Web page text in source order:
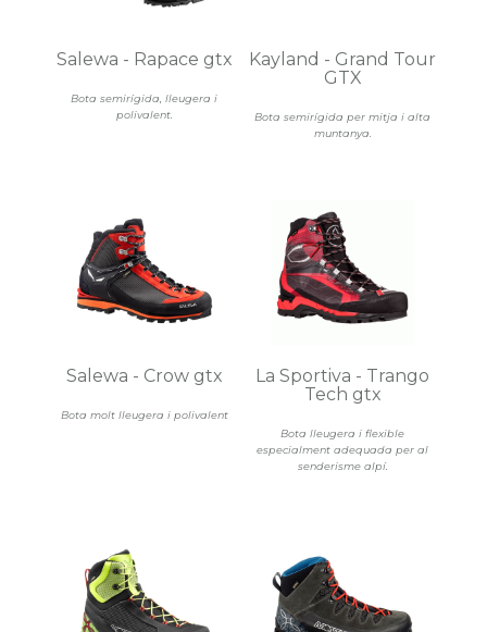
Bota semirígida, lleugera i
polivalent.
Salewa - Rapace gtx
Bota semirígida per mitja i alta
muntanya.
Kayland - Grand Tour
GTX
Bota molt lleugera i polivalent
Salewa - Crow gtx
Bota lleugera i flexible
especialment adequada per al
senderisme alpí.
La Sportiva - Trango
Tech gtx